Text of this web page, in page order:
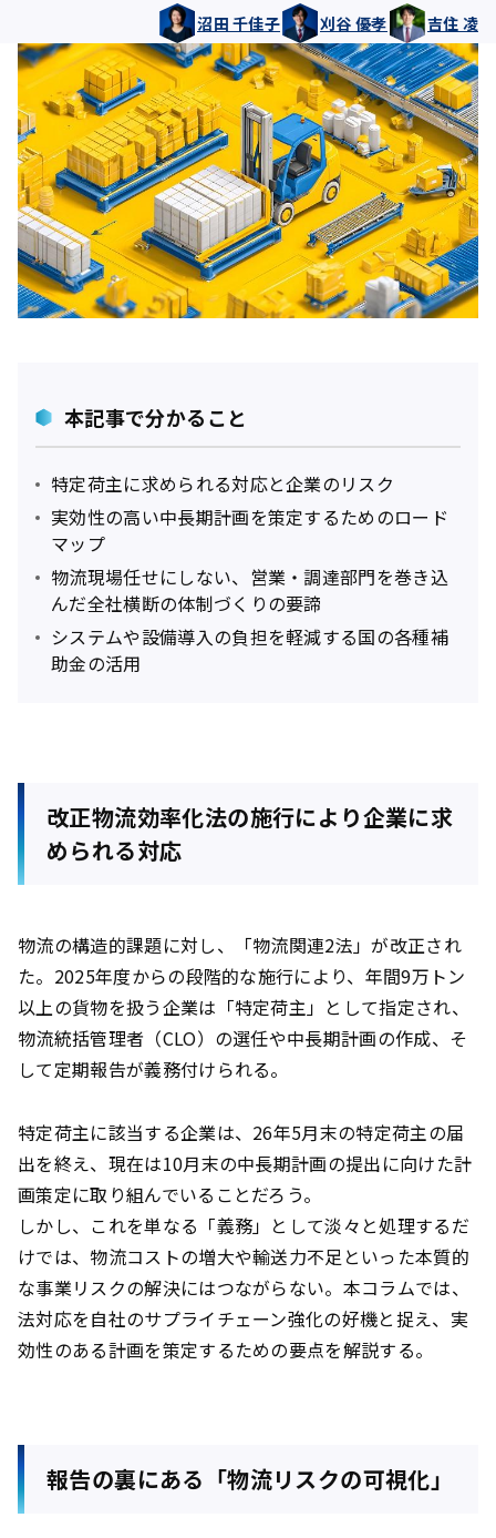
沼田 千佳子 刈谷 優孝 吉住 凌
本記事で分かること
特定荷主に求められる対応と企業のリスク
実効性の高い中長期計画を策定するためのロード
マップ
物流現場任せにしない、営業・調達部門を巻き込
んだ全社横断の体制づくりの要諦
システムや設備導入の負担を軽減する国の各種補
助金の活用
改正物流効率化法の施行により企業に求
められる対応
物流の構造的課題に対し、「物流関連2法」が改正され
た。2025年度からの段階的な施行により、年間9万トン
以上の貨物を扱う企業は「特定荷主」として指定され、
物流統括管理者（CLO）の選任や中長期計画の作成、そ
して定期報告が義務付けられる。
特定荷主に該当する企業は、26年5月末の特定荷主の届
出を終え、現在は10月末の中長期計画の提出に向けた計
画策定に取り組んでいることだろう。
しかし、これを単なる「義務」として淡々と処理するだ
けでは、物流コストの増大や輸送力不足といった本質的
な事業リスクの解決にはつながらない。本コラムでは、
法対応を自社のサプライチェーン強化の好機と捉え、実
効性のある計画を策定するための要点を解説する。
報告の裏にある「物流リスクの可視化」